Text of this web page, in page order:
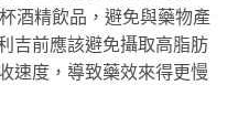
酒精飲品，避免與藥物產
吉前應該避免攝取高脂肪
速度，導致藥效來得更慢